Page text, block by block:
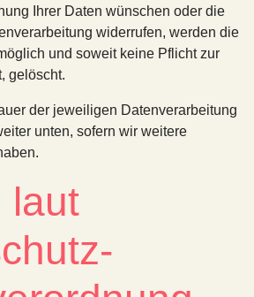
Ihrer Daten wünschen oder die
widerrufen, werden die
und soweit keine Pflicht zur
gelöscht.
der jeweiligen Datenverarbeitung
unten, sofern wir weitere
laut